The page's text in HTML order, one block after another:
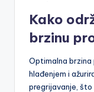
Kako
brzinu
Optimalna
hlađenjem i
pregrijavanje, što